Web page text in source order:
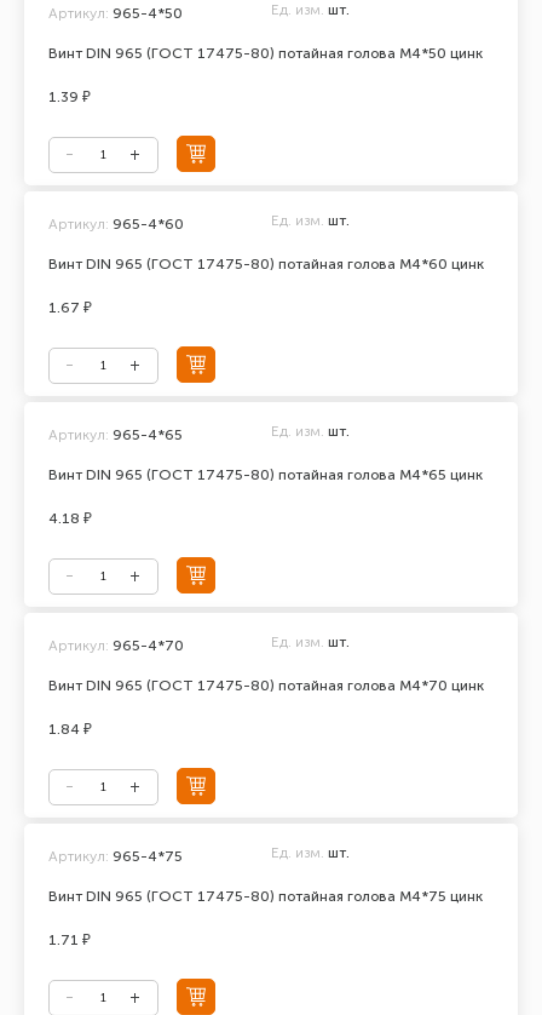
Винт DIN 965 (ГОСТ 17475-80) потайная голова М4*50 цинк
Артикул: 965-4*50 Ед. изм. шт.
1.39 ₽
Винт DIN 965 (ГОСТ 17475-80) потайная голова М4*60 цинк
Артикул: 965-4*60 Ед. изм. шт.
1.67 ₽
Винт DIN 965 (ГОСТ 17475-80) потайная голова М4*65 цинк
Артикул: 965-4*65 Ед. изм. шт.
4.18 ₽
Винт DIN 965 (ГОСТ 17475-80) потайная голова М4*70 цинк
Артикул: 965-4*70 Ед. изм. шт.
1.84 ₽
Винт DIN 965 (ГОСТ 17475-80) потайная голова М4*75 цинк
Артикул: 965-4*75 Ед. изм. шт.
1.71 ₽